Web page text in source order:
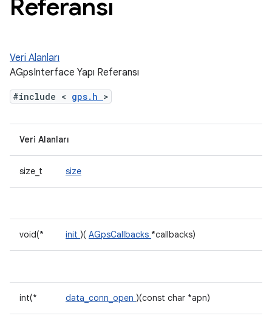
Referansı
Veri Alanları
AGpsInterface Yapı Referansı
#include < gps.h >
Veri Alanları
size_t size
void(* init )( AGpsCallbacks *callbacks)
int(* data_conn_open )(const char *apn)